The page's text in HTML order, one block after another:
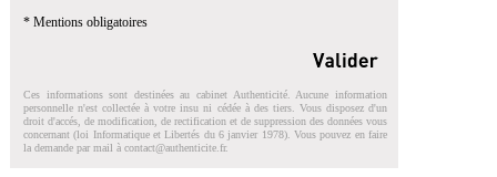
* Mentions obligatoires
Ces informations sont destinées au cabinet Authenticité. Aucune information
personnelle n'est collectée à votre insu ni cédée à des tiers. Vous disposez d'un
droit d'accés, de modification, de rectification et de suppression des données vous
concernant (loi Informatique et Libertés du 6 janvier 1978). Vous pouvez en faire
la demande par mail à contact@authenticite.fr.